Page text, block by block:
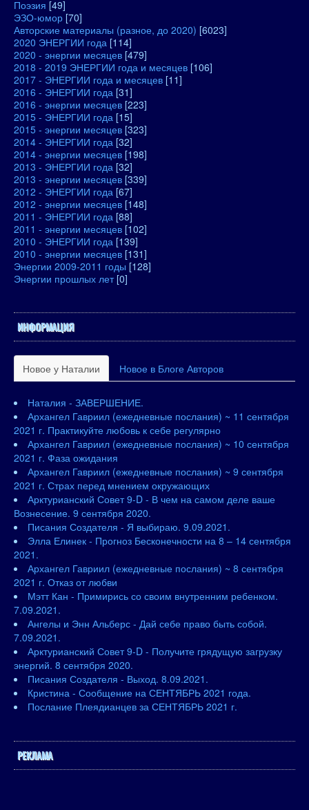
Поэзия [49]
ЭЗО-юмор [70]
Авторские материалы (разное, до 2020) [6023]
2020 ЭНЕРГИИ года [114]
2020 - энергии месяцев [479]
2018 - 2019 ЭНЕРГИИ года и месяцев [106]
2017 - ЭНЕРГИИ года и месяцев [11]
2016 - ЭНЕРГИИ года [31]
2016 - энергии месяцев [223]
2015 - ЭНЕРГИИ года [15]
2015 - энергии месяцев [323]
2014 - ЭНЕРГИИ года [32]
2014 - энергии месяцев [198]
2013 - ЭНЕРГИИ года [32]
2013 - энергии месяцев [339]
2012 - ЭНЕРГИИ года [67]
2012 - энергии месяцев [148]
2011 - ЭНЕРГИИ года [88]
2011 - энергии месяцев [102]
2010 - ЭНЕРГИИ года [139]
2010 - энергии месяцев [131]
Энергии 2009-2011 годы [128]
Энергии прошлых лет [0]
ИНФОРМАЦИЯ
Новое у Наталии Новое в Блоге Авторов
Наталия - ЗАВЕРШЕНИЕ.
Архангел Гавриил (ежедневные послания) ~ 11 сентября
2021 г. Практикуйте любовь к себе регулярно
Архангел Гавриил (ежедневные послания) ~ 10 сентября
2021 г. Фаза ожидания
Архангел Гавриил (ежедневные послания) ~ 9 сентября
2021 г. Страх перед мнением окружающих
Арктурианский Совет 9-D - В чем на самом деле ваше
Вознесение. 9 сентября 2020.
Писания Создателя - Я выбираю. 9.09.2021.
Элла Елинек - Прогноз Бесконечности на 8 – 14 сентября
2021.
Архангел Гавриил (ежедневные послания) ~ 8 сентября
2021 г. Отказ от любви
Мэтт Кан - Примирись со своим внутренним ребенком.
7.09.2021.
Ангелы и Энн Альберс - Дай себе право быть собой.
7.09.2021.
Арктурианский Совет 9-D - Получите грядущую загрузку
энергий. 8 сентября 2020.
Писания Создателя - Выход. 8.09.2021.
Кристина - Сообщение на СЕНТЯБРЬ 2021 года.
Послание Плеядианцев за СЕНТЯБРЬ 2021 г.
РЕКЛАМА